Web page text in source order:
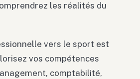
les réalités du
vers le sport est
vos compétences
comptabilité,